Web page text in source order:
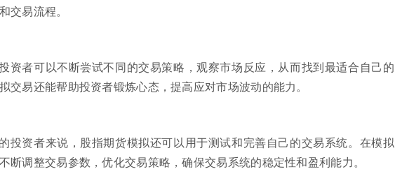
交易流程。
资者可以不断尝试不同的交易策略，观察市场反应，从而找到最适合自己的
交易还能帮助投资者锻炼心态，提高应对市场波动的能力。
投资者来说，股指期货模拟还可以用于测试和完善自己的交易系统。在模拟
断调整交易参数，优化交易策略，确保交易系统的稳定性和盈利能力。